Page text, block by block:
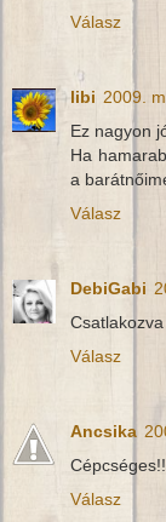
Válasz
libi 2009.
Ez nagyon
Ha
a
Válasz
DebiGabi
Válasz
Ancsika
Válasz